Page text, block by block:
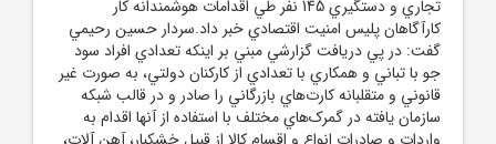
تجاري و دستگيري 145 نفر طي اقدامات هوشمندانه کار
کارآگاهان پليس امنيت اقتصادي خبر داد.سردار حسين رحيمي
گفت: در پي دريافت گزارشي مبني بر اينکه تعدادي افراد سود
جو با تباني و همکاري با تعدادي از کارکنان دولتي، به صورت غير
قانوني و متقلبانه کارت‌هاي بازرگاني را صادر و در قالب شبکه
سازمان يافته در گمرک‌هاي مختلف با استفاده از آنها اقدام به